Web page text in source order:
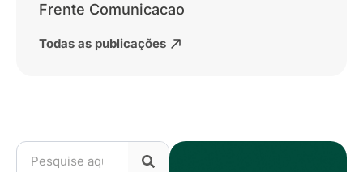
Frente Comunicacao
Todas as publicações